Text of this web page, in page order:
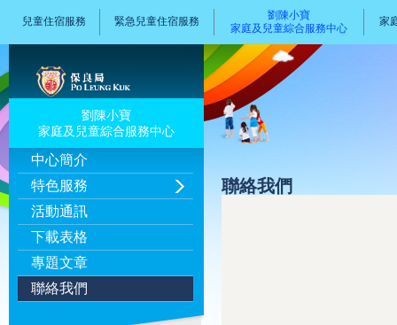
兒童住宿服務 緊急兒童住宿服務
劉陳小寶
家庭及兒童綜合服務中心
家
劉陳小寶
家庭及兒童綜合服務中心
中心簡介
特色服務
活動通訊
下載表格
專題文章
聯絡我們
聯絡我們